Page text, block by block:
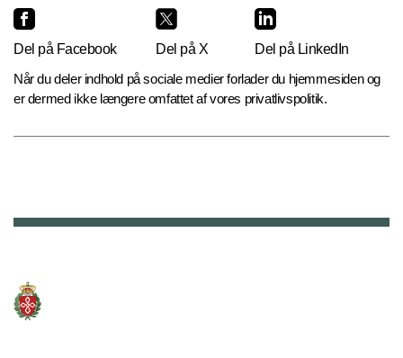
Del på Facebook Del på X
Del på LinkedIn
Når du deler indhold på sociale medier forlader du hjemmesiden og
er dermed ikke længere omfattet af vores privatlivspolitik.